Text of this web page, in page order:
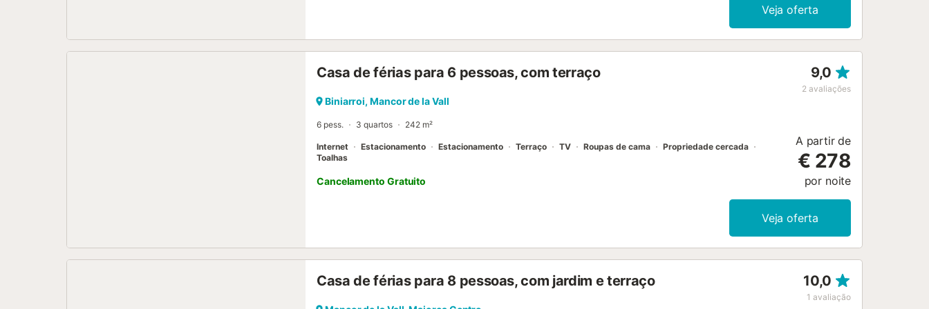
Veja oferta
Casa de férias para 6 pessoas, com terraço 9,0
2 avaliações
Biniarroi, Mancor de la Vall
6 pess. 3 quartos 242 m²
Internet Estacionamento Estacionamento Terraço TV Roupas de cama
Propriedade cercada
Toalhas
Cancelamento Gratuito
A partir de
€ 278
por noite
Veja oferta
Casa de férias para 8 pessoas, com jardim e terraço 10,0
1 avaliação